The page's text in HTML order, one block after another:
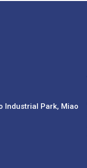
Industrial Park, Miao